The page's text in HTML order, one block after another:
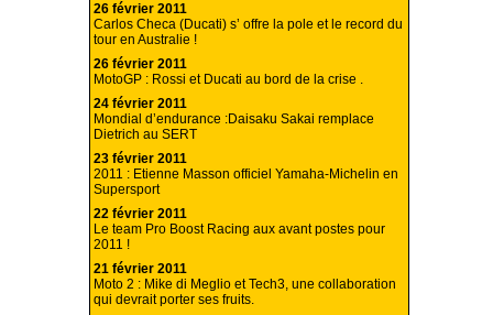
26 février 2011
Carlos Checa (Ducati) s’ offre la pole et le record du
tour en Australie !
26 février 2011
MotoGP : Rossi et Ducati au bord de la crise .
24 février 2011
Mondial d’endurance :Daisaku Sakai remplace
Dietrich au SERT
23 février 2011
2011 : Etienne Masson officiel Yamaha-Michelin en
Supersport
22 février 2011
Le team Pro Boost Racing aux avant postes pour
2011 !
21 février 2011
Moto 2 : Mike di Meglio et Tech3, une collaboration
qui devrait porter ses fruits.